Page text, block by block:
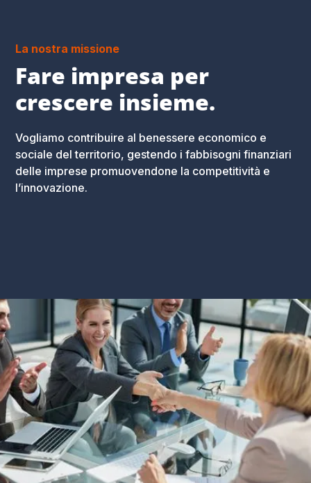
La nostra missione
Fare impresa per
crescere insieme.
Vogliamo contribuire al benessere economico e
sociale del territorio, gestendo i fabbisogni finanziari
delle imprese promuovendone la competitività e
l’innovazione.